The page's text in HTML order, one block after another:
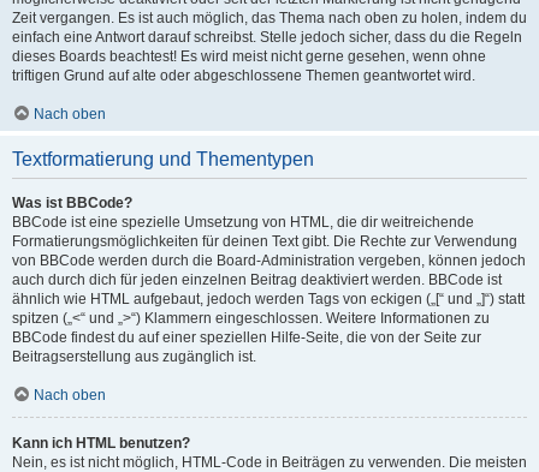
Zeit vergangen. Es ist auch möglich, das Thema nach oben zu holen, indem du
einfach eine Antwort darauf schreibst. Stelle jedoch sicher, dass du die Regeln
dieses Boards beachtest! Es wird meist nicht gerne gesehen, wenn ohne
triftigen Grund auf alte oder abgeschlossene Themen geantwortet wird.
Nach oben
Textformatierung und Thementypen
Was ist BBCode?
BBCode ist eine spezielle Umsetzung von HTML, die dir weitreichende
Formatierungsmöglichkeiten für deinen Text gibt. Die Rechte zur Verwendung
von BBCode werden durch die Board-Administration vergeben, können jedoch
auch durch dich für jeden einzelnen Beitrag deaktiviert werden. BBCode ist
ähnlich wie HTML aufgebaut, jedoch werden Tags von eckigen („[“ und „]“) statt
spitzen („<“ und „>“) Klammern eingeschlossen. Weitere Informationen zu
BBCode findest du auf einer speziellen Hilfe-Seite, die von der Seite zur
Beitragserstellung aus zugänglich ist.
Nach oben
Kann ich HTML benutzen?
Nein, es ist nicht möglich, HTML-Code in Beiträgen zu verwenden. Die meisten